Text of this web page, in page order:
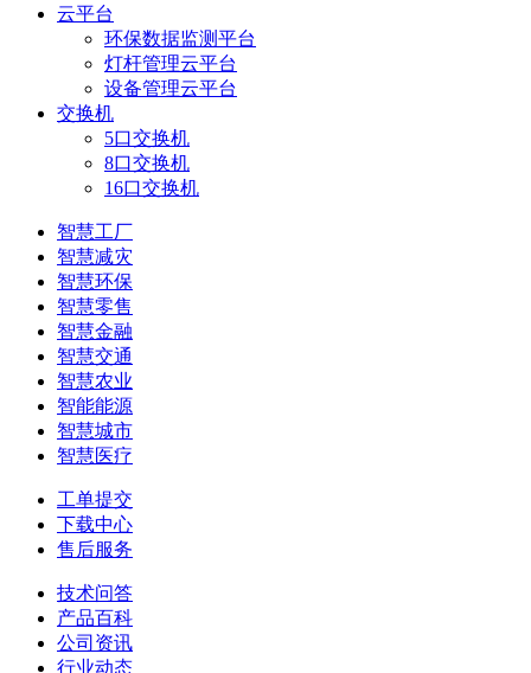
云平台
环保数据监测平台
灯杆管理云平台
设备管理云平台
交换机
5口交换机
8口交换机
16口交换机
智慧工厂
智慧减灾
智慧环保
智慧零售
智慧金融
智慧交通
智慧农业
智能能源
智慧城市
智慧医疗
工单提交
下载中心
售后服务
技术问答
产品百科
公司资讯
行业动态